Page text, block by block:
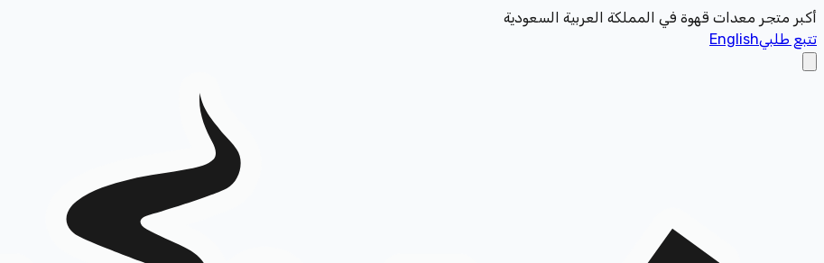
أكبر متجر معدات قهوة في المملكة العربية السعودية
تتبع طلبيEnglish